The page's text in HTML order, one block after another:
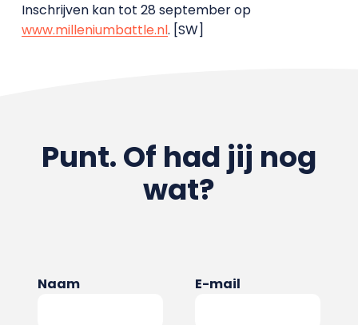
Inschrijven kan tot 28 september op
www.milleniumbattle.nl. [SW]
Punt. Of had jij nog
wat?
Naam E-mail